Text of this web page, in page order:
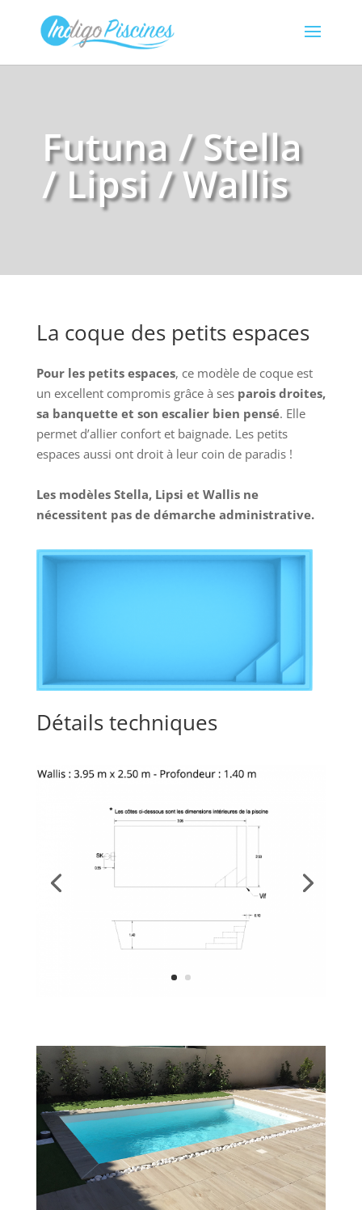
Futuna / Stella
/ Lipsi / Wallis
La coque des petits espaces
Pour les petits espaces, ce modèle de coque est
un excellent compromis grâce à ses parois droites,
sa banquette et son escalier bien pensé. Elle
permet d’allier confort et baignade. Les petits
espaces aussi ont droit à leur coin de paradis !
Les modèles Stella, Lipsi et Wallis ne
nécessitent pas de démarche administrative.
Détails techniques